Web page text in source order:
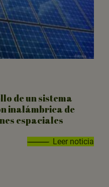
de un sistema
inalámbrica de
espaciales
Leer noticia